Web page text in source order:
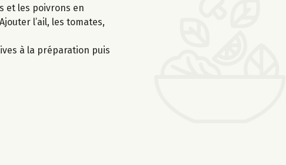
et les poivrons en
l’ail, les tomates,
à la préparation puis